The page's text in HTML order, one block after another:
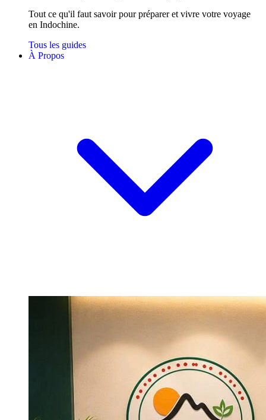
Tout ce qu'il faut savoir pour préparer et vivre votre voyage
en Indochine.
Tous les guides
À Propos